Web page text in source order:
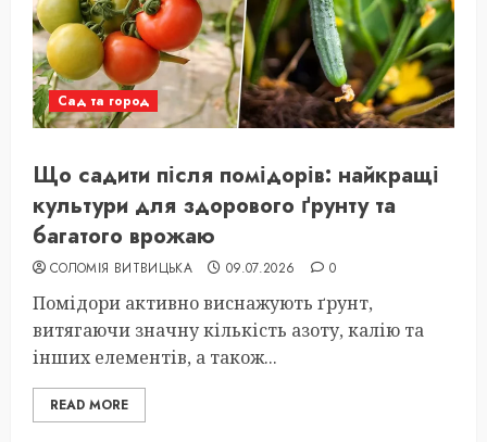
Сад та город
Що садити після помідорів: найкращі
культури для здорового ґрунту та
багатого врожаю
СОЛОМІЯ ВИТВИЦЬКА 09.07.2026 0
Помідори активно виснажують ґрунт,
витягаючи значну кількість азоту, калію та
інших елементів, а також...
READ MORE